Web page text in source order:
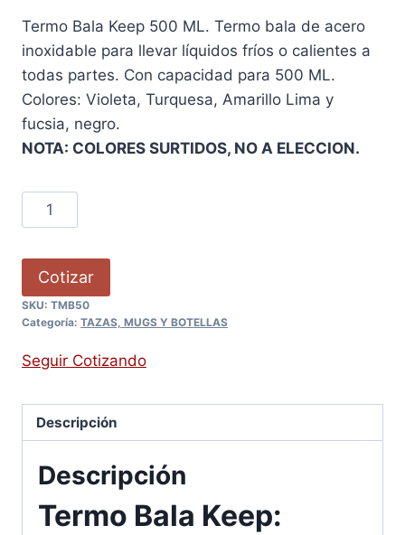
Termo Bala Keep 500 ML. Termo bala de acero
inoxidable para llevar líquidos fríos o calientes a
todas partes. Con capacidad para 500 ML.
Colores: Violeta, Turquesa, Amarillo Lima y
fucsia, negro.
NOTA: COLORES SURTIDOS, NO A ELECCION.
Cotizar
SKU: TMB50
Categoría: TAZAS, MUGS Y BOTELLAS
Seguir Cotizando
Descripción
Descripción
Termo Bala Keep: